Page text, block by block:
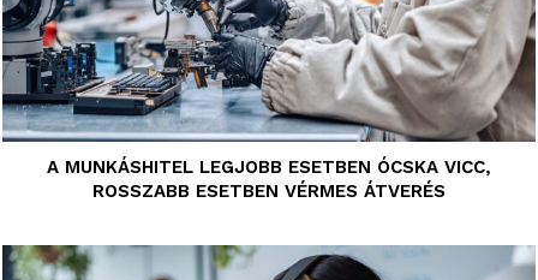
A MUNKÁSHITEL LEGJOBB ESETBEN ÓCSKA VICC,
ROSSZABB ESETBEN VÉRMES ÁTVERÉS